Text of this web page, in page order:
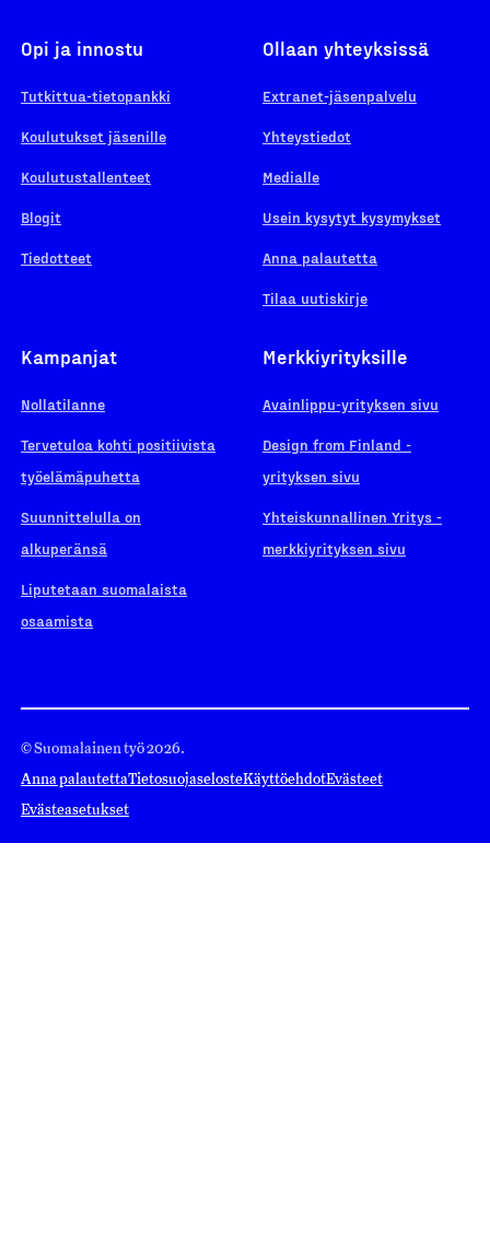
Opi ja innostu
Tutkittua-tietopankki
Koulutukset jäsenille
Koulutustallenteet
Blogit
Tiedotteet
Ollaan yhteyksissä
Extranet-jäsenpalvelu
Yhteystiedot
Medialle
Usein kysytyt kysymykset
Anna palautetta
Tilaa uutiskirje
Kampanjat
Nollatilanne
Tervetuloa kohti positiivista
työelämäpuhetta
Suunnittelulla on
alkuperänsä
Liputetaan suomalaista
osaamista
Merkkiyrityksille
Avainlippu-yrityksen sivu
Design from Finland -
yrityksen sivu
Yhteiskunnallinen Yritys -
merkkiyrityksen sivu
© Suomalainen työ 2026.
Anna palautettaTietosuojaselosteKäyttöehdotEvästeet
Evästeasetukset